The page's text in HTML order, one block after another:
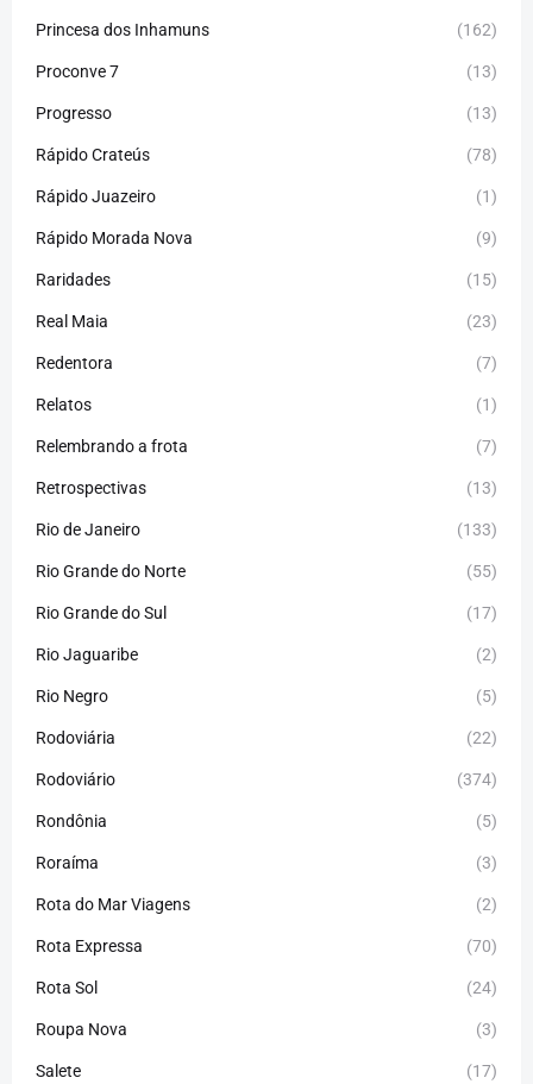
Princesa dos Inhamuns (162)
Proconve 7 (13)
Progresso (13)
Rápido Crateús (78)
Rápido Juazeiro (1)
Rápido Morada Nova (9)
Raridades (15)
Real Maia (23)
Redentora (7)
Relatos (1)
Relembrando a frota (7)
Retrospectivas (13)
Rio de Janeiro (133)
Rio Grande do Norte (55)
Rio Grande do Sul (17)
Rio Jaguaribe (2)
Rio Negro (5)
Rodoviária (22)
Rodoviário (374)
Rondônia (5)
Roraíma (3)
Rota do Mar Viagens (2)
Rota Expressa (70)
Rota Sol (24)
Roupa Nova (3)
Salete (17)